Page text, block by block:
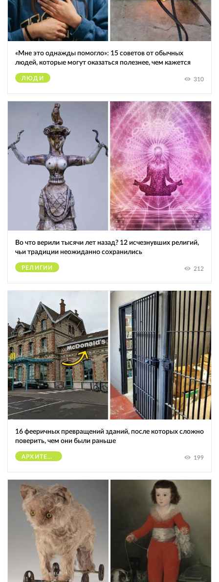
«Мне это однажды помогло»: 15 советов от обычных
людей, которые могут оказаться полезнее, чем кажется
ЛЮДИ 310
Во что верили тысячи лет назад? 12 исчезнувших религий,
чьи традиции неожиданно сохранились
РЕЛИГИИ 212
16 фееричных превращений зданий, после которых сложно
поверить, чем они были раньше
АРХИТЕКТУРА 199